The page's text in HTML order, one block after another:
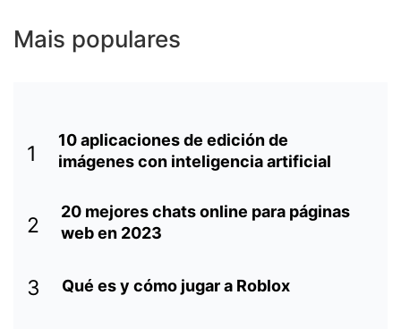
Mais populares
1
10 aplicaciones de edición de
imágenes con inteligencia artificial
2
20 mejores chats online para páginas
web en 2023
3 Qué es y cómo jugar a Roblox